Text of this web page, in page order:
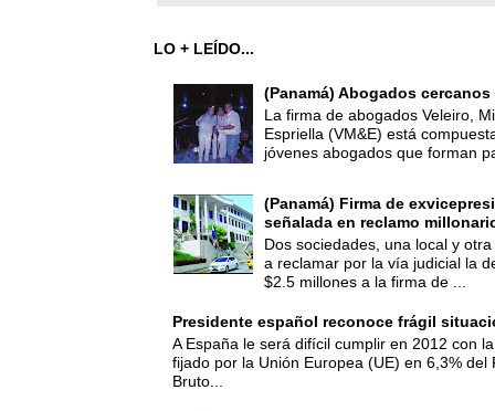
LO + LEÍDO...
(Panamá) Abogados
La firma de abogados Veleiro,
Espriella (VM&E) está
jóvenes abogados que forman
(Panamá) Firma de
señalada en reclamo
Dos sociedades, una local y
a reclamar por la vía judicial la
$2.5 millones a la firma de ...
Presidente español reconoce frágil
A España le será difícil cumplir en 2012 con
fijado por la Unión Europea (UE) en 6,3% del
Bruto...